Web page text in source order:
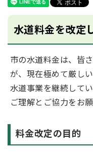
水道料金を改定
市の水道料金は、皆
が、現在極めて厳し
水道事業を継続して
ご理解とご協力をお願
料金改定の目的